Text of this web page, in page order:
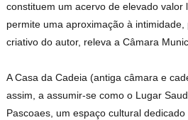
constituem um acervo de elevado valor
permite uma aproximação à
criativo do autor, releva a Câmara
A Casa da Cadeia (antiga câmara e
assim, a assumir-se como o Lugar
Pascoaes, um espaço cultural